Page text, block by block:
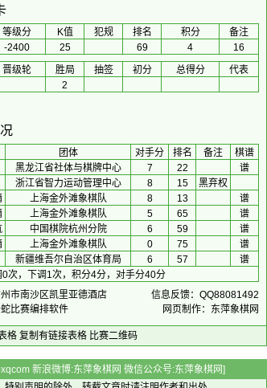
等级分 K值 犯规 排名 积分
备注
-2400 25 69 4
16
晋级轮 胜局 抽签 初分 总得分
代表
2
团体 对手分 排名 备注
棋谱
黑龙江省社体与棋牌中心 7 22
谱
浙江省智力运动管理中心 8 15
黑弃权
上海金外滩象棋队 8 13
谱
上海金外滩象棋队 5 65
谱
中国棋院杭州分院 6 59
谱
上海金外滩象棋队 0 75
谱
新疆维吾尔自治区体育局 6 57
谱
次，下调1次，积分4分，对手分40分
市南沙区凯里亚德酒店
信息反馈：QQ88081492
比赛编排软件 网页制作：东萍象棋网
格 复制有链接表格 比赛二维码
新浪微博:东萍象棋网 微信公众号:东萍象棋网]